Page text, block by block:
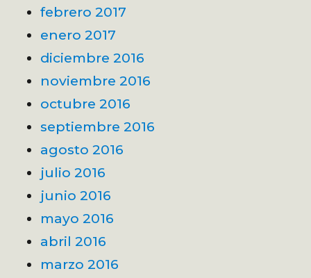
febrero 2017
enero 2017
diciembre 2016
noviembre 2016
octubre 2016
septiembre 2016
agosto 2016
julio 2016
junio 2016
mayo 2016
abril 2016
marzo 2016